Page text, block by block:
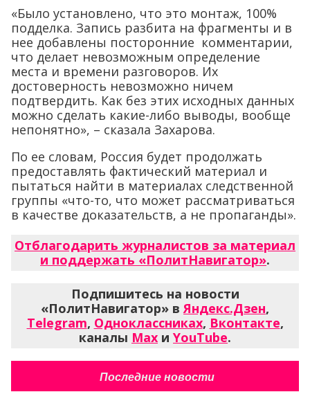
«Было установлено, что это монтаж, 100%
подделка. Запись разбита на фрагменты и в
нее добавлены посторонние комментарии,
что делает невозможным определение
места и времени разговоров. Их
достоверность невозможно ничем
подтвердить. Как без этих исходных данных
можно сделать какие-либо выводы, вообще
непонятно», – сказала Захарова.
По ее словам, Россия будет продолжать
предоставлять фактический материал и
пытаться найти в материалах следственной
группы «что-то, что может рассматриваться
в качестве доказательств, а не пропаганды».
Отблагодарить журналистов за материал
и поддержать «ПолитНавигатор».
Подпишитесь на новости
«ПолитНавигатор» вЯндекс.Дзен,
Telegram, Одноклассниках, Вконтакте,
каналы Max и YouTube.
Последние новости